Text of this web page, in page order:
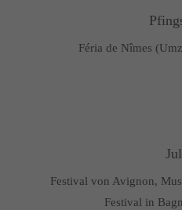
Féria de Nîmes
Festival von Avignon,
Festival in